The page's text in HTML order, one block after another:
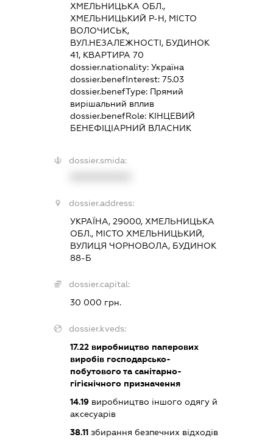
ХМЕЛЬНИЦЬКА ОБЛ.,
ХМЕЛЬНИЦЬКИЙ Р-Н, МІСТО
ВОЛОЧИСЬК,
ВУЛ.НЕЗАЛЕЖНОСТІ, БУДИНОК
41, КВАРТИРА 70
dossier.nationality:Україна
dossier.benefInterest:75.03
dossier.benefType: Прямий
вирішальний вплив
dossier.benefRole: КІНЦЕВИЙ
БЕНЕФІЦІАРНИЙ ВЛАСНИК
dossier.smida:
dossier.address:
УКРАЇНА, 29000, ХМЕЛЬНИЦЬКА
ОБЛ., МІСТО ХМЕЛЬНИЦЬКИЙ,
ВУЛИЦЯ ЧОРНОВОЛА, БУДИНОК
88-Б
dossier.capital:
30 000 грн.
dossier.kveds:
17.22 виробництво паперових
виробів господарсько-
побутового та санітарно-
гігієнічного призначення
14.19 виробництво іншого одягу й
аксесуарів
38.11 збирання безпечних відходів